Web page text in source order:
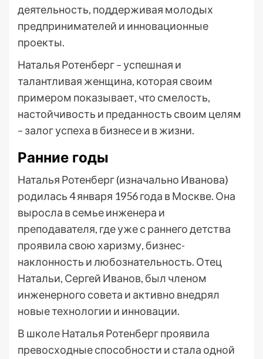
деятельность, поддерживая молодых
предпринимателей и инновационные
проекты.
Наталья Ротенберг – успешная и
талантливая женщина, которая своим
примером показывает, что смелость,
настойчивость и преданность своим целям
– залог успеха в бизнесе и в жизни.
Ранние годы
Наталья Ротенберг (изначально Иванова)
родилась 4 января 1956 года в Москве. Она
выросла в семье инженера и
преподавателя, где уже с раннего детства
проявила свою харизму, бизнес-
наклонность и любознательность. Отец
Натальи, Сергей Иванов, был членом
инженерного совета и активно внедрял
новые технологии и инновации.
В школе Наталья Ротенберг проявила
превосходные способности и стала одной